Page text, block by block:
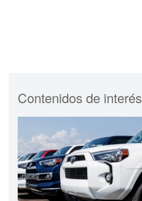
Contenidos de interés